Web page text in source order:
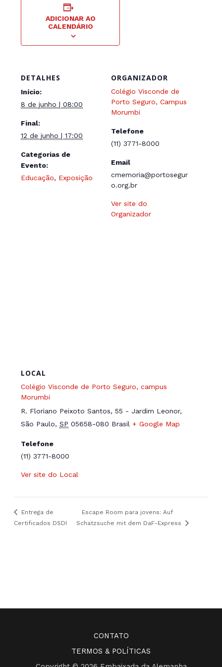
ADICIONAR AO
CALENDÁRIO
DETALHES
Início:
8 de junho | 08:00
Final:
12 de junho | 17:00
Categorias de
Evento:
Educação, Exposição
ORGANIZADOR
Colégio Visconde de
Porto Seguro, Campus
Morumbi
Telefone
(11) 3771-8000
Email
cmemoria@portosegur
o.org.br
Ver site do
Organizador
LOCAL
Colégio Visconde de Porto Seguro, campus
Morumbi
R. Floriano Peixoto Santos, 55 - Jardim Leonor,
São Paulo, SP 05658-080 Brasil + Google Map
Telefone
(11) 3771-8000
Ver site do Local
Entrega de
Certificados DSDI
Escape Room para jovens: Auf
Schatzsuche mit dem DaF-Express
CONTATO
TERMOS & POLÍTICAS